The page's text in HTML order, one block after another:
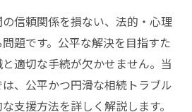
信頼関係を損ない、法的・心理
題です。公平な解決を目指すた
適切な手続が欠かせません。当
、公平かつ円滑な相続トラブル
支援方法を詳しく解説します。